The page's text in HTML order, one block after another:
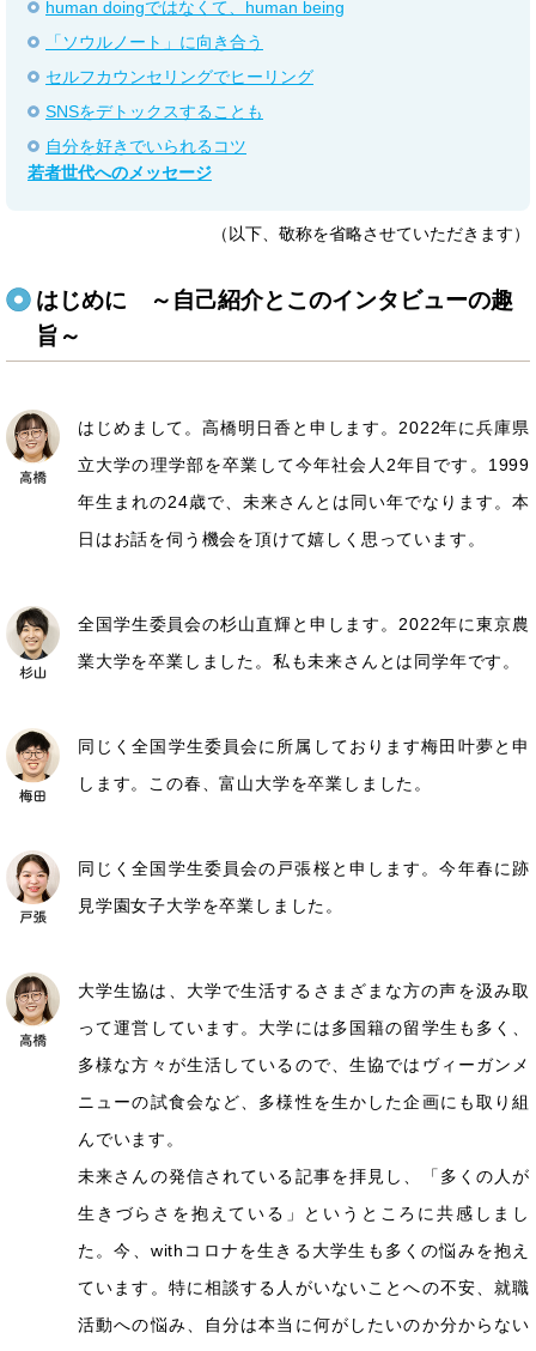
human doingではなくて、human being
「ソウルノート」に向き合う
セルフカウンセリングでヒーリング
SNSをデトックスすることも
自分を好きでいられるコツ
若者世代へのメッセージ
（以下、敬称を省略させていただきます）
はじめに ～自己紹介とこのインタビューの趣
旨～
はじめまして。高橋明日香と申します。2022年に兵庫県
立大学の理学部を卒業して今年社会人2年目です。1999
年生まれの24歳で、未来さんとは同い年でなります。本
日はお話を伺う機会を頂けて嬉しく思っています。
全国学生委員会の杉山直輝と申します。2022年に東京農
業大学を卒業しました。私も未来さんとは同学年です。
同じく全国学生委員会に所属しております梅田叶夢と申
します。この春、富山大学を卒業しました。
同じく全国学生委員会の戸張桜と申します。今年春に跡
見学園女子大学を卒業しました。
大学生協は、大学で生活するさまざまな方の声を汲み取
って運営しています。大学には多国籍の留学生も多く、
多様な方々が生活しているので、生協ではヴィーガンメ
ニューの試食会など、多様性を生かした企画にも取り組
んでいます。
未来さんの発信されている記事を拝見し、「多くの人が
生きづらさを抱えている」というところに共感しまし
た。今、withコロナを生きる大学生も多くの悩みを抱え
ています。特に相談する人がいないことへの不安、就職
活動への悩み、自分は本当に何がしたいのか分からない